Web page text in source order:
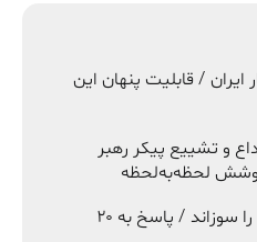
/ قابلیت پنهان این
پیکر رهبر
ناو وینسنس ۲۹۱ رؤیا را سوزاند / پاسخ به ۲۰